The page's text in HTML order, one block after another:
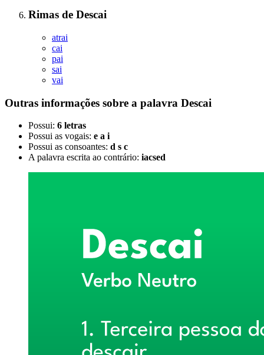
Rimas de Descai
atrai
cai
pai
sai
vai
Outras informações sobre a palavra Descai
Possui: 6 letras
Possui as vogais: e a i
Possui as consoantes: d s c
A palavra escrita ao contrário: iacsed